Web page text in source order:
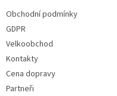
Obchodní podmínky
GDPR
Velkoobchod
Kontakty
Cena dopravy
Partneři